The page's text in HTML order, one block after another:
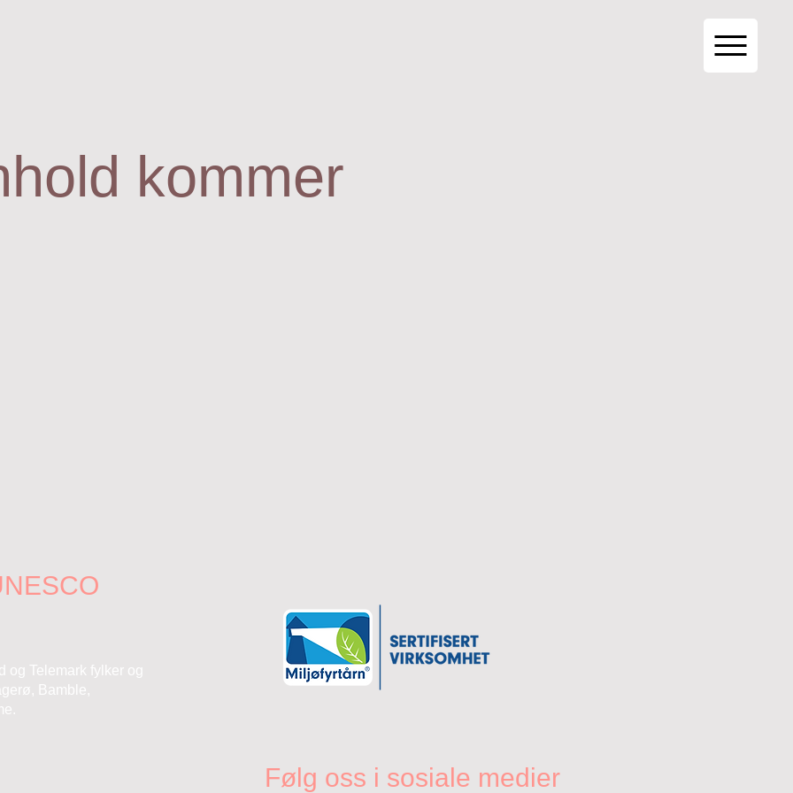
kommer
og Telemark fylker og
Bamble,
Følg oss i sosiale medier